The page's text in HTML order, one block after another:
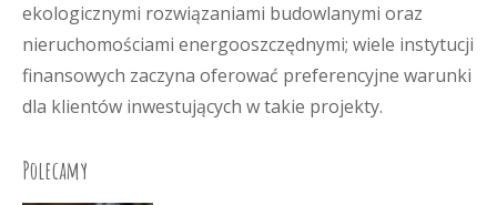
ekologicznymi rozwiązaniami budowlanymi oraz
nieruchomościami energooszczędnymi; wiele instytucji
finansowych zaczyna oferować preferencyjne warunki
dla klientów inwestujących w takie projekty.
Polecamy